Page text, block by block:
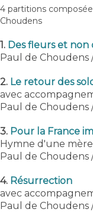
4 partitions
Choudens
1. Des fleurs et non
Paul de Choudens
2. Le retour des
avec
Paul de Choudens
3. Pour la France
Hymne d'une mère
Paul de Choudens
4. Résurrection
avec
Paul de